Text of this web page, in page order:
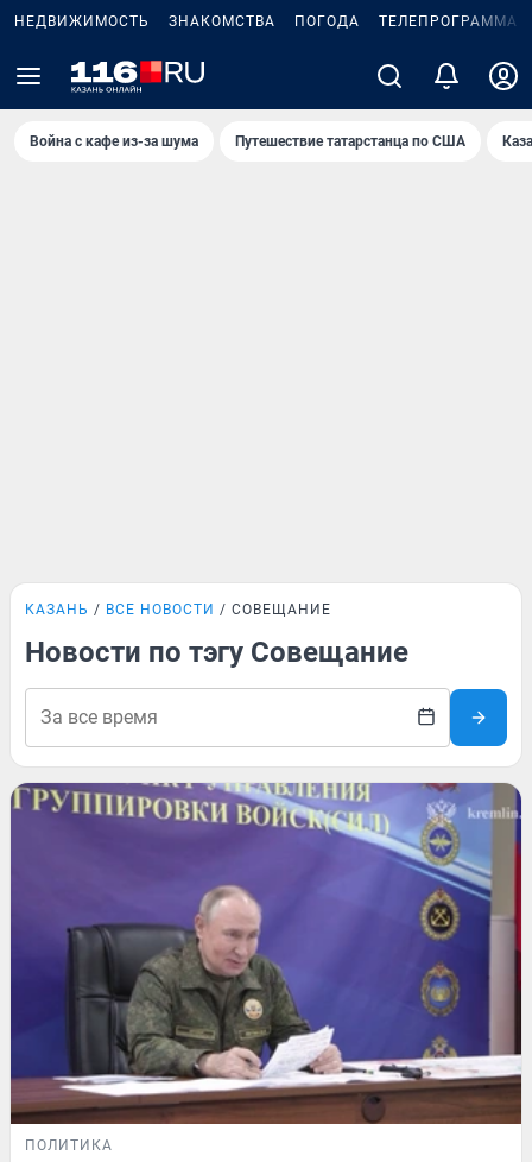
НЕДВИЖИМОСТЬ ЗНАКОМСТВА ПОГОДА ТЕЛЕПРОГРАММА
Война с кафе из-за шума Путешествие татарстанца по США
КАЗАНЬ ВСЕ НОВОСТИ СОВЕЩАНИЕ
Новости по тэгу Совещание
ПОЛИТИКА